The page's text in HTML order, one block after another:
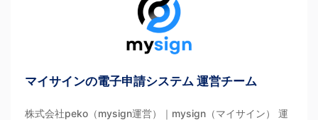
マイサインの電子申請システム 運営チーム
株式会社peko（mysign運営）｜mysign（マイサイン） 運